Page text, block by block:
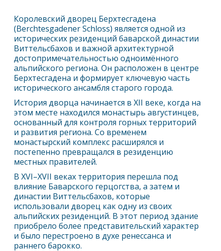
Королевский дворец Берхтесгадена
(Berchtesgadener Schloss) является одной из
исторических резиденций баварской династии
Виттельсбахов и важной архитектурной
достопримечательностью одноимённого
альпийского региона. Он расположен в центре
Берхтесгадена и формирует ключевую часть
исторического ансамбля старого города.
История дворца начинается в XII веке, когда на
этом месте находился монастырь августинцев,
основанный для контроля горных территорий
и развития региона. Со временем
монастырский комплекс расширялся и
постепенно превращался в резиденцию
местных правителей.
В XVI–XVII веках территория перешла под
влияние Баварского герцогства, а затем и
династии Виттельсбахов, которые
использовали дворец как одну из своих
альпийских резиденций. В этот период здание
приобрело более представительский характер
и было перестроено в духе ренессанса и
раннего барокко.